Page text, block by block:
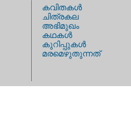
കവിതകള്‍
ചിത്രകല
അഭിമുഖം
കഥകള്‍
കുറിപ്പുകള്‍
മരമെഴുതുന്നത്